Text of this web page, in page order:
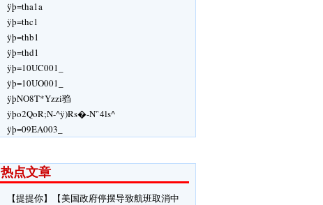
ÿþ=tha1a
ÿþ=thc1
ÿþ=thb1
ÿþ=thd1
ÿþ=10UC001_
ÿþ=10UO001_
ÿþNO8T*Yzzi驺
ÿþo2QoR;N-^ÿ)Rs�-N'`4ls^
ÿþ=09EA003_
热点文章
【提提你】【美国政府停摆导致航班取消中